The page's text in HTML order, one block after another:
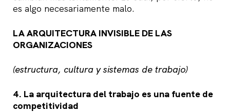
es algo necesariamente malo.
LA ARQUITECTURA INVISIBLE DE LAS
ORGANIZACIONES
(estructura, cultura y sistemas de trabajo)
4. La arquitectura del trabajo es una fuente de
competitividad